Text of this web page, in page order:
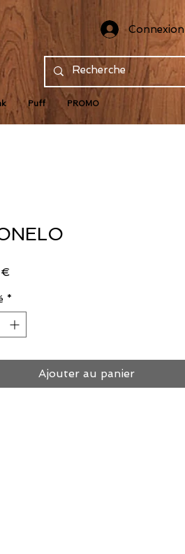
Puff PROMO
Connexion
*
Ajouter au panier